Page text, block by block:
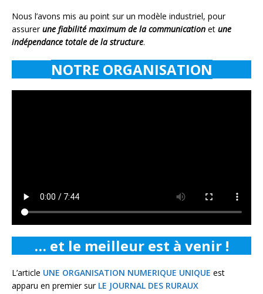
Nous l’avons mis au point sur un modèle industriel, pour
assurerune fiabilité maximum de la communication et une
indépendance totale de la structure.
NOTRE ORGANISATION
… et le meilleur est à venir !
L’article UNE ORGANISATION NUMERIQUE UNIQUE est
apparu en premier sur LE JOURNAL DES RURAUX